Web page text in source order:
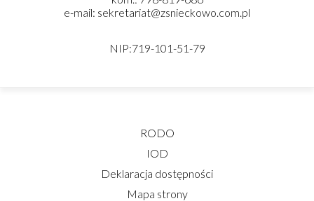
e-mail: sekretariat@zsnieckowo.com.pl
NIP:719-101-51-79
RODO
IOD
Deklaracja dostępności
Mapa strony